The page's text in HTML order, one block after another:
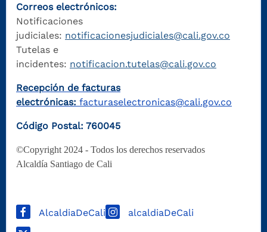
Correos electrónicos:
Notificaciones
judiciales: notificacionesjudiciales@cali.gov.co
Tutelas e
incidentes: notificacion.tutelas@cali.gov.co
Recepción de facturas
electrónicas: facturaselectronicas@cali.gov.co
Código Postal: 760045
©Copyright 2024 - Todos los derechos reservados
Alcaldía Santiago de Cali
AlcaldiaDeCali alcaldiaDeCali